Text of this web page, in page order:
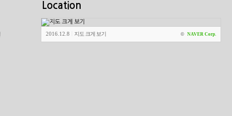
Location
2016.12.8 지도 크게 보기 © NAVER Corp.